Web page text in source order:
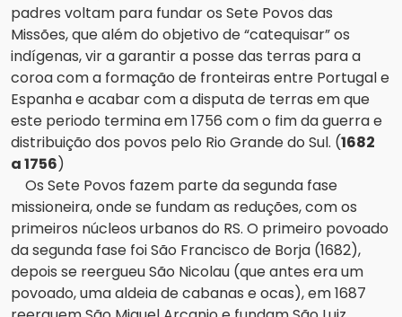
padres voltam para fundar os Sete Povos das
Missões, que além do objetivo de “catequisar” os
indígenas, vir a garantir a posse das terras para a
coroa com a formação de fronteiras entre Portugal e
Espanha e acabar com a disputa de terras em que
este periodo termina em 1756 com o fim da guerra e
distribuição dos povos pelo Rio Grande do Sul. (1682
a1756)
Os Sete Povos fazem parte da segunda fase
missioneira, onde se fundam as reduções, com os
primeiros núcleos urbanos do RS. O primeiro povoado
da segunda fase foi São Francisco de Borja (1682),
depois se reergueu São Nicolau (que antes era um
povoado, uma aldeia de cabanas e ocas), em 1687